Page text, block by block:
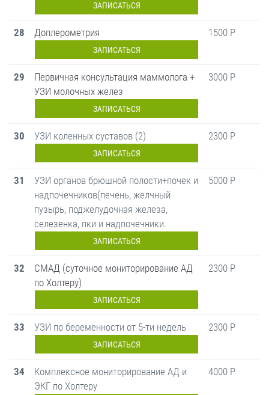
ЗАПИСАТЬСЯ
28 Доплерометрия
ЗАПИСАТЬСЯ
1500 Р
29
Первичная консультация маммолога +
УЗИ молочных желез
ЗАПИСАТЬСЯ
3000 Р
30 УЗИ коленных суставов (2)
ЗАПИСАТЬСЯ
2300 Р
31
УЗИ органов брюшной полости+почек и
надпочечников(печень, желчный
пузырь, поджелудочная железа,
селезенка, пки и надпочечники.
ЗАПИСАТЬСЯ
5000 Р
32
СМАД (суточное мониторирование АД
по Холтеру)
ЗАПИСАТЬСЯ
2300 Р
33 УЗИ по беременности от 5-ти недель
ЗАПИСАТЬСЯ
2300 Р
34
Комплексное мониторирование АД и
ЭКГ по Холтеру
4000 Р